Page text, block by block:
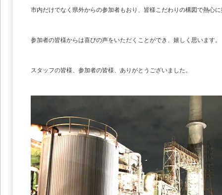
市内だけでなく県外からの参加者もおり、皆様こだわりの構図で熱心
参加者の皆様からは喜びの声をいただくことができ、嬉しく思います。
スタッフの皆様、参加者の皆様、ありがとうございました。